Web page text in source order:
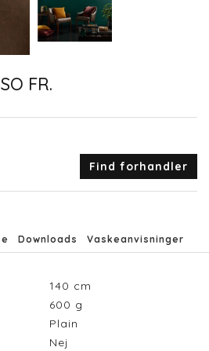
FR.
Find forhandler
Downloads Vaskeanvisninger
140 cm
600 g
Plain
Nej